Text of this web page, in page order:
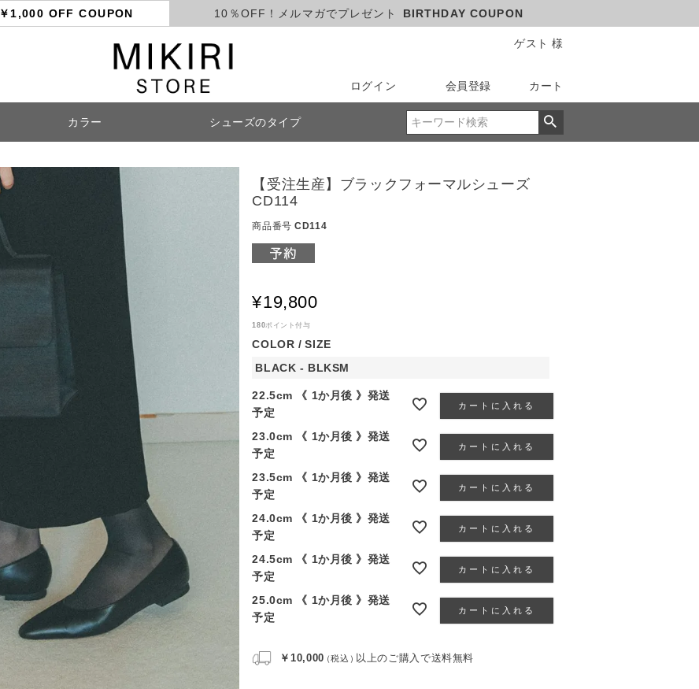
￥1,000 OFF COUPON 10％OFF！メルマガでプレゼント BIRTHDAY COUPON
ゲスト 様
会員登録
ログイン カート
カラー シューズのタイプ
【受注生産】ブラックフォーマルシューズ
CD114
商品番号 CD114
¥19,800
180ポイント付与
COLOR
SIZE
BLACK - BLKSM
22.5cm 《 1か月後 》発送
予定
カートに入れる
23.0cm 《 1か月後 》発送
予定
カートに入れる
23.5cm 《 1か月後 》発送
予定
カートに入れる
24.0cm 《 1か月後 》発送
予定
カートに入れる
24.5cm 《 1か月後 》発送
予定
カートに入れる
25.0cm 《 1か月後 》発送
予定
カートに入れる
￥10,000（税込）以上のご購入で送料無料